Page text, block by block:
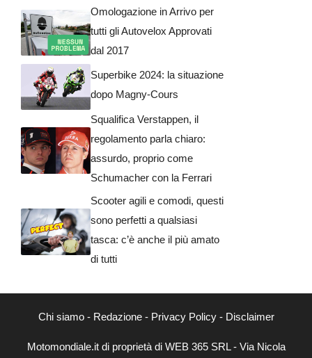
Omologazione in Arrivo per
tutti gli Autovelox Approvati
dal 2017
Superbike 2024: la situazione
dopo Magny-Cours
Squalifica Verstappen, il
regolamento parla chiaro:
assurdo, proprio come
Schumacher con la Ferrari
Scooter agili e comodi, questi
sono perfetti a qualsiasi
tasca: c’è anche il più amato
di tutti
Chi siamo- Redazione- Privacy Policy- Disclaimer
Motomondiale.it di proprietà di WEB 365 SRL - Via Nicola